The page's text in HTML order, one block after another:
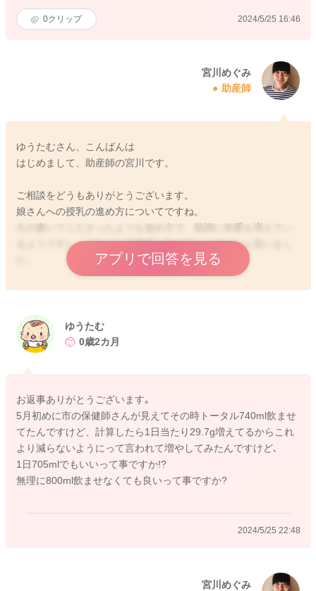
0クリップ 2024/5/25 16:46
宮川めぐみ
助産師
ゆうたむさん、こんばんは
はじめまして、助産師の宮川です。
ご相談をどうもありがとうございます。
娘さんへの授乳の進め方についてですね。
るようですし、それだけ必要量も飲めているのかなと思いまし
時間で大体決めてあげていただくのでいいように思います。
量も限られていたり、トータルの哺乳量を稼ぐようにするに
は、回数も必要になると思います。
今の体重から1日に必要な哺乳量の計算をすると
4.7kg×120~150ml=564~705ml
になりますよ。
なので今後、よかったらこの式を参考に飲ませていただくの良
いかと思います。
あります。脱水などの予防のためになります。
アプリで回答を見る
ゆうたむ
0歳2カ月
お返事ありがとうございます｡
5月初めに市の保健師さんが見えてその時トータル740ml飲ませ
てたんですけど、計算したら1日当たり29.7g増えてるからこれ
より減らないようにって言われて増やしてみたんですけど､
1日705mlでもいいって事ですか!?
無理に800ml飲ませなくても良いって事ですか?
2024/5/25 22:48
宮川めぐみ